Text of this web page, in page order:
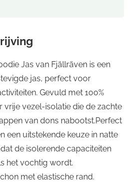
Jas van Fjällräven is een
jas, perfect voor
Gevuld met 100%
vezel-isolatie die de zachte
van dons nabootst.Perfect
een uitstekende keuze in natte
de isolerende capaciteiten
het vochtig wordt.
met elastische rand.